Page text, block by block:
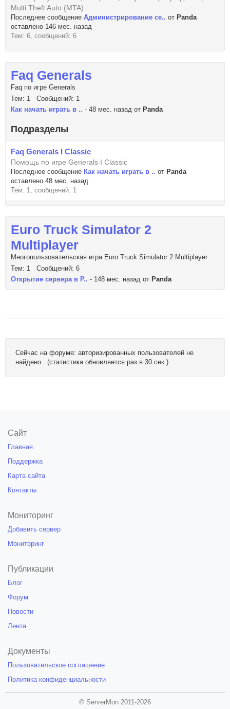
Multi Theft Auto (MTA)
Последнее сообщение Администрирование се.. от Panda
оставлено 146 мес. назад
Тем: 6, сообщений: 6
Faq Generals
Faq по игре Generals
Тем: 1 Сообщений: 1
Как начать играть в .. - 48 мес. назад от Panda
Подразделы
Faq Generals I Classic
Помощь по игре Generals I Classic
Последнее сообщение Как начать играть в .. от Panda
оставлено 48 мес. назад
Тем: 1, сообщений: 1
Euro Truck Simulator 2
Multiplayer
Многопользовательская игра Euro Truck Simulator 2 Multiplayer
Тем: 1 Сообщений: 6
Открытие сервера в Р.. - 148 мес. назад от Panda
Сейчас на форуме: авторизированных пользователей не
найдено (статистика обновляется раз в 30 сек.)
Сайт
Главная
Поддержка
Карта сайта
Контакты
Мониторинг
Добавить сервер
Мониторинг
Публикации
Блог
Форум
Новости
Лента
Документы
Пользовательское соглашение
Политика конфиденциальности
© ServerMon 2011-2026